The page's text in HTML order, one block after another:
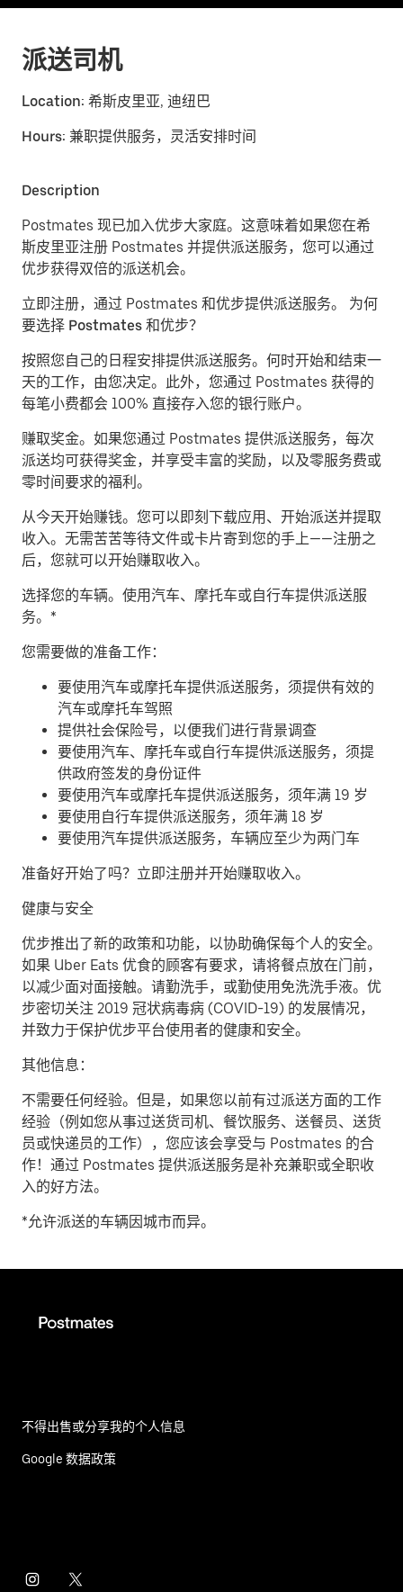
派送司机
Location: 希斯皮里亚, 迪纽巴
Hours: 兼职提供服务，灵活安排时间
Description
Postmates 现已加入优步大家庭。这意味着如果您在希
斯皮里亚注册 Postmates 并提供派送服务，您可以通过
优步获得双倍的派送机会。
立即注册，通过 Postmates 和优步提供派送服务。 为何
要选择 Postmates 和优步？
按照您自己的日程安排提供派送服务。 何时开始和结束一
天的工作，由您决定。此外，您通过 Postmates 获得的
每笔小费都会 100% 直接存入您的银行账户。
赚取奖金。 如果您通过 Postmates 提供派送服务，每次
派送均可获得奖金，并享受丰富的奖励，以及零服务费或
零时间要求的福利。
从今天开始赚钱。 您可以即刻下载应用、开始派送并提取
收入。无需苦苦等待文件或卡片寄到您的手上——注册之
后，您就可以开始赚取收入。
​选择您的车辆。使用汽车、摩托车或自行车提供派送服
务。*
您需要做的准备工作：
要使用汽车或摩托车提供派送服务，须提供有效的
汽车或摩托车驾照
提供社会保险号，以便我们进行背景调查
要使用汽车、摩托车或自行车提供派送服务，须提
供政府签发的身份证件
要使用汽车或摩托车提供派送服务，须年满 19 岁
要使用自行车提供派送服务，须年满 18 岁
要使用汽车提供派送服务，车辆应至少为两门车
准备好开始了吗？立即注册并开始赚取收入。
健康与安全
优步推出了新的政策和功能，以协助确保每个人的安全。
如果 Uber Eats 优食的顾客有要求，请将餐点放在门前，
以减少面对面接触。请勤洗手，或勤使用免洗洗手液。优
步密切关注 2019 冠状病毒病 (COVID-19) 的发展情况，
并致力于保护优步平台使用者的健康和安全。
其他信息：
不需要任何经验。但是，如果您以前有过派送方面的工作
经验（例如您从事过送货司机、餐饮服务、送餐员、送货
员或快递员的工作），您应该会享受与 Postmates 的合
作！通过 Postmates 提供派送服务是补充兼职或全职收
入的好方法。
*允许派送的车辆因城市而异。
不得出售或分享我的个人信息
Google 数据政策